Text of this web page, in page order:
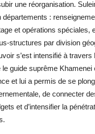
une réorganisation.
départements :
et opérations spéciales,
structures par division
s’est intensifié à travers
le guide suprême Khamenei
et lui a permis de se
de connecter
et d’intensifier la